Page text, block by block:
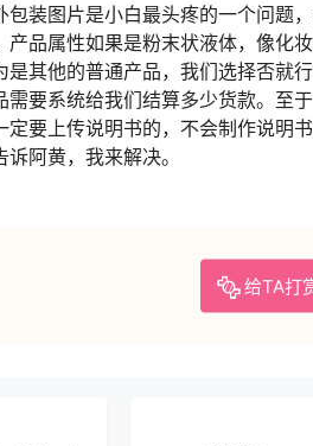
装图片是小白最头疼的一个问题
品属性如果是粉末状液体，像化
其他的普通产品，我们选择否就
要系统给我们结算多少货款。至
要上传说明书的，不会制作说明
阿黄，我来解决。
给TA打